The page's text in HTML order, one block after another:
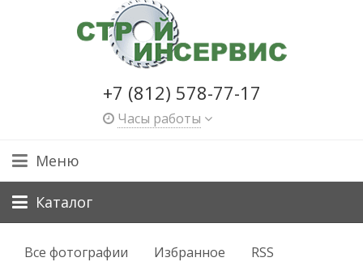
+7 (812) 578-77-17
Часы работы
Меню
Каталог
Все фотографии Избранное
RSS